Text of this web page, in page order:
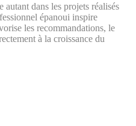
dans les projets réalisés
épanoui inspire
les recommandations, le
à la croissance du